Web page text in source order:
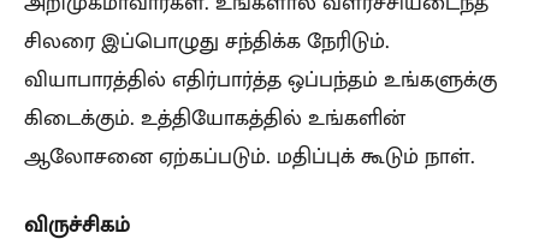
சிலரை இப்பொழுது சந்திக்க நேரிடும்.
வியாபாரத்தில் எதிர்பார்த்த ஒப்பந்தம் உங்களுக்கு
கிடைக்கும். உத்தியோகத்தில் உங்களின்
ஆலோசனை ஏற்கப்படும். மதிப்புக் கூடும் நாள்.
விருச்சிகம்